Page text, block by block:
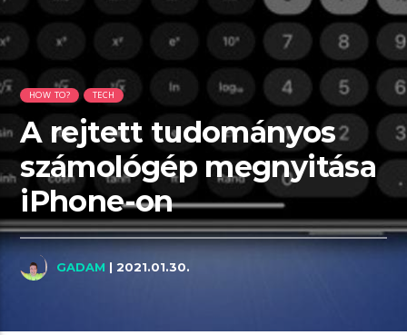
HOW TO? TECH
A rejtett tudományos
számológép megnyitása
iPhone-on
GADAM | 2021.01.30.